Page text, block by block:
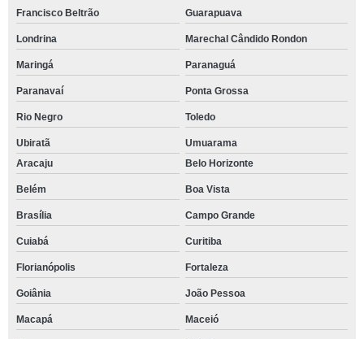
Francisco Beltrão Guarapuava
Londrina Marechal Cândido Rondon
Maringá Paranaguá
Paranavaí Ponta Grossa
Rio Negro Toledo
Ubiratã
Umuarama
Aracaju
Belo Horizonte
Belém Boa Vista
Brasília Campo Grande
Cuiabá Curitiba
Florianópolis Fortaleza
Goiânia João Pessoa
Macapá Maceió